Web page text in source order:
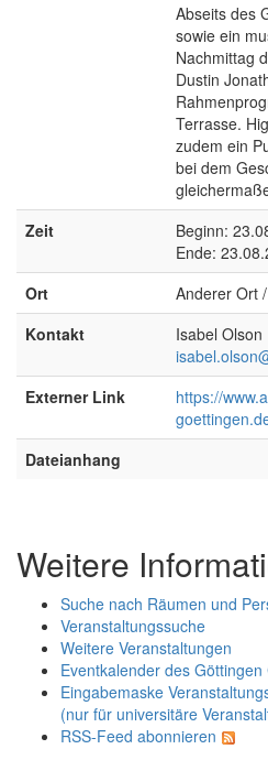
Abseits des
sowie ein
Nachmittag
Dustin
Terrasse.
zudem ein
bei dem
Zeit
Beginn:
Ende:
Ort
Anderer Ort
Kontakt
Isabel Olson
Externer Link
https://
Dateianhang
Weitere
Suche nach Räumen und
Veranstaltungssuche
Weitere Veranstaltungen
Eventkalender des Göttingen
Eingabemaske
(nur für universitäre
RSS-Feed abonnieren